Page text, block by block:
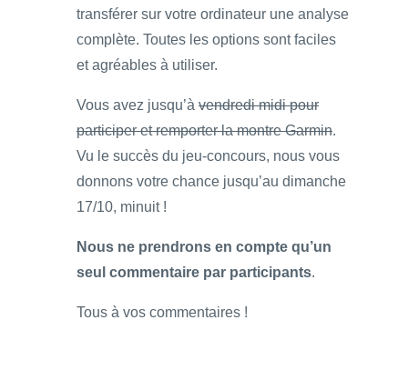
transférer sur votre ordinateur une analyse
complète. Toutes les options sont faciles
et agréables à utiliser.
Vous avez jusqu’à vendredi midi pour
participer et remporter la montre Garmin.
Vu le succès du jeu-concours, nous vous
donnons votre chance jusqu’au dimanche
17/10, minuit !
Nous ne prendrons en compte qu’un
seul commentaire par participants.
Tous à vos commentaires !